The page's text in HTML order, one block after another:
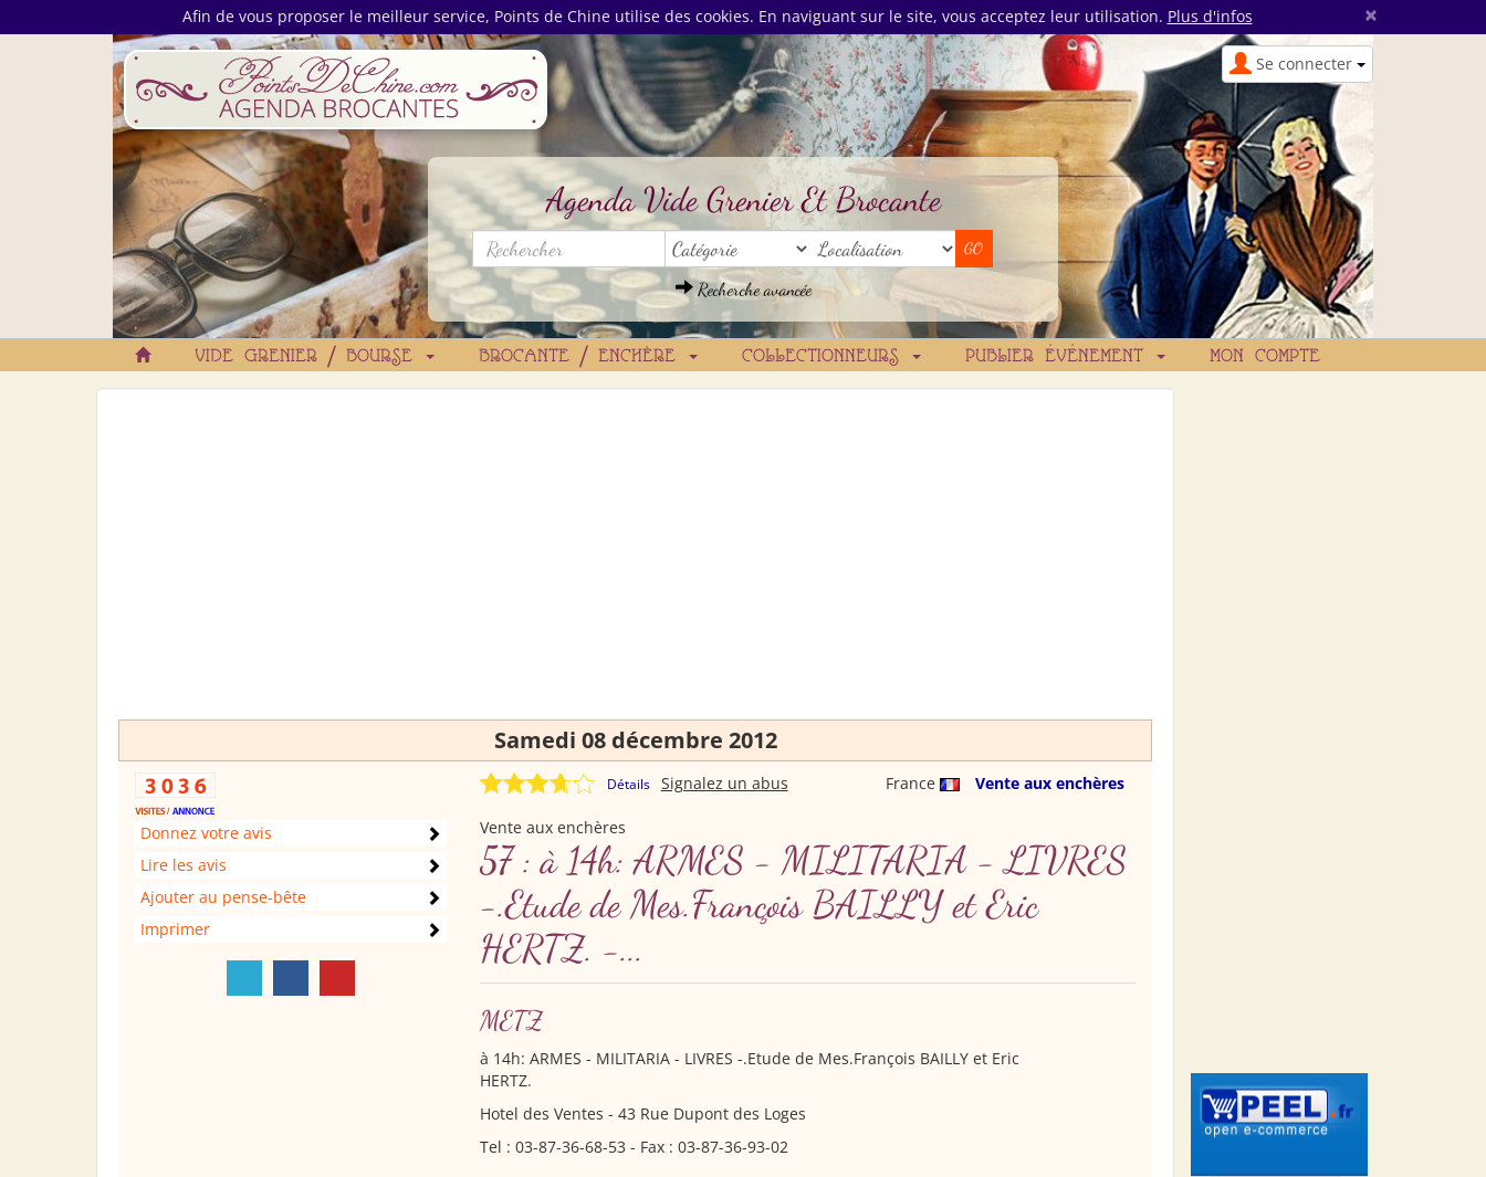
Afin de vous proposer le meilleur service, Points de Chine utilise des cookies. En naviguant sur le site, vous acceptez leur utilisation. Plus d'infos ×
Se connecter
Agenda Vide Grenier Et Brocante
Recherche avancée
VIDE GRENIER / BOURSE BROCANTE / ENCHÈRE COLLECTIONNEURS PUBLIER ÉVÉNEMENT MON COMPTE
Samedi 08 décembre 2012
Donnez votre avis
Lire les avis
Ajouter au pense-bête
Imprimer
Détails France Vente aux enchères
Signalez un abus
Vente aux enchères
57 : à 14h: ARMES - MILITARIA - LIVRES
-.Etude de Mes.François BAILLY et Eric
HERTZ. -...
METZ
à 14h: ARMES - MILITARIA - LIVRES -.Etude de Mes.François BAILLY et Eric
HERTZ.
Hotel des Ventes - 43 Rue Dupont des Loges
Tel : 03-87-36-68-53 - Fax : 03-87-36-93-02